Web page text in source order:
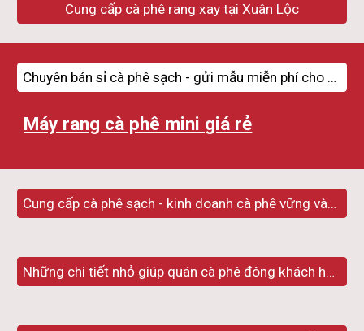
Cung cấp cà phê rang xay tại Xuân Lộc
Chuyên bán sỉ cà phê sạch - gửi mẫu miễn phí cho khách hàng
Máy rang cà phê mini giá rẻ
Cung cấp cà phê sạch - kinh doanh cà phê vững vàng
Những chi tiết nhỏ giúp quán cà phê đông khách hơn